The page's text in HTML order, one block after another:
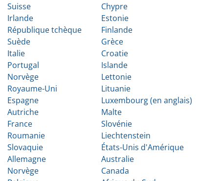
Suisse
Irlande
République tchèque
Suède
Italie
Portugal
Norvège
Royaume-Uni
Espagne
Autriche
France
Roumanie
Slovaquie
Allemagne
Norvège
Chypre
Estonie
Finlande
Grèce
Croatie
Islande
Lettonie
Lituanie
Luxembourg (en anglais)
Malte
Slovénie
Liechtenstein
États-Unis d'Amérique
Australie
Canada